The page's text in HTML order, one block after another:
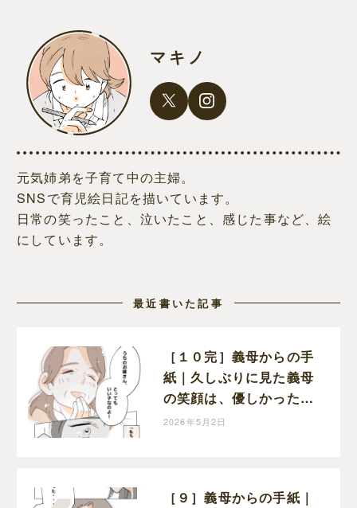
マキノ
元気姉弟を子育て中の主婦。
SNSで育児絵日記を描いています。
日常の笑ったこと、泣いたこと、感じた事など、絵
にしています。
最近書いた記事
［１０完］義母からの手
紙｜久しぶりに見た義母
の笑顔は、優しかった頃
と変わらぬ笑顔だった
2026年5月2日
［９］義母からの手紙｜